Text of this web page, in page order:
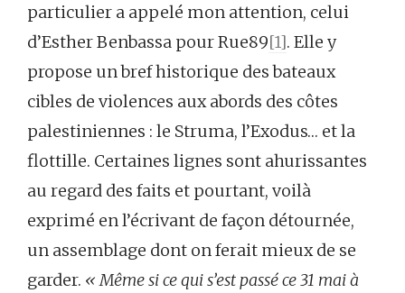
particulier a appelé mon attention, celui
d’Esther Benbassa pour Rue89[1]. Elle y
propose un bref historique des bateaux
cibles de violences aux abords des côtes
palestiniennes : le Struma, l’Exodus… et la
flottille. Certaines lignes sont ahurissantes
au regard des faits et pourtant, voilà
exprimé en l’écrivant de façon détournée,
un assemblage dont on ferait mieux de se
garder. «Même si ce qui s’est passé ce 31 mai à